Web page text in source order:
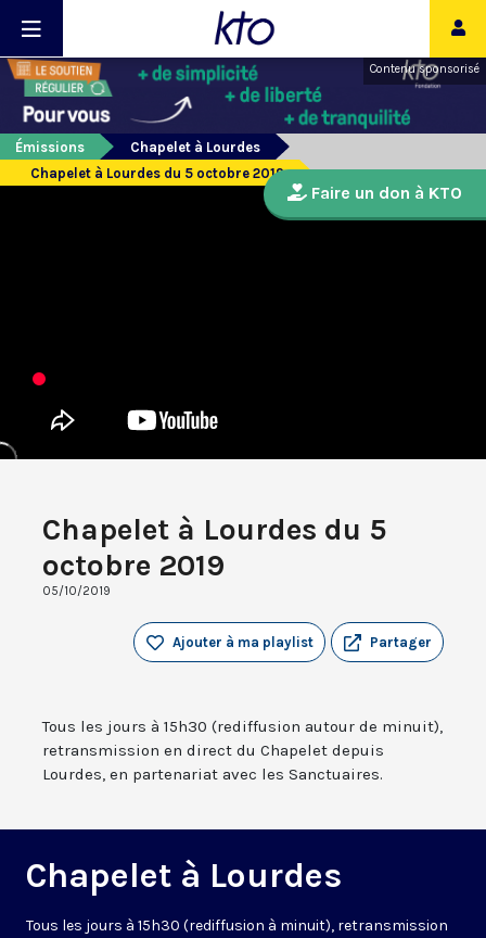
Contenu sponsorisé
Émissions
Chapelet à Lourdes
Chapelet à Lourdes du 5 octobre 2019
Chapelet à Lourdes du 5
octobre 2019
05/10/2019
Partager
Ajouter à ma playlist
Tous les jours à 15h30 (rediffusion autour de minuit),
retransmission en direct du Chapelet depuis
Lourdes, en partenariat avec les Sanctuaires.
Chapelet à Lourdes
Tous les jours à 15h30 (rediffusion à minuit), retransmission
Faire un don à KTO